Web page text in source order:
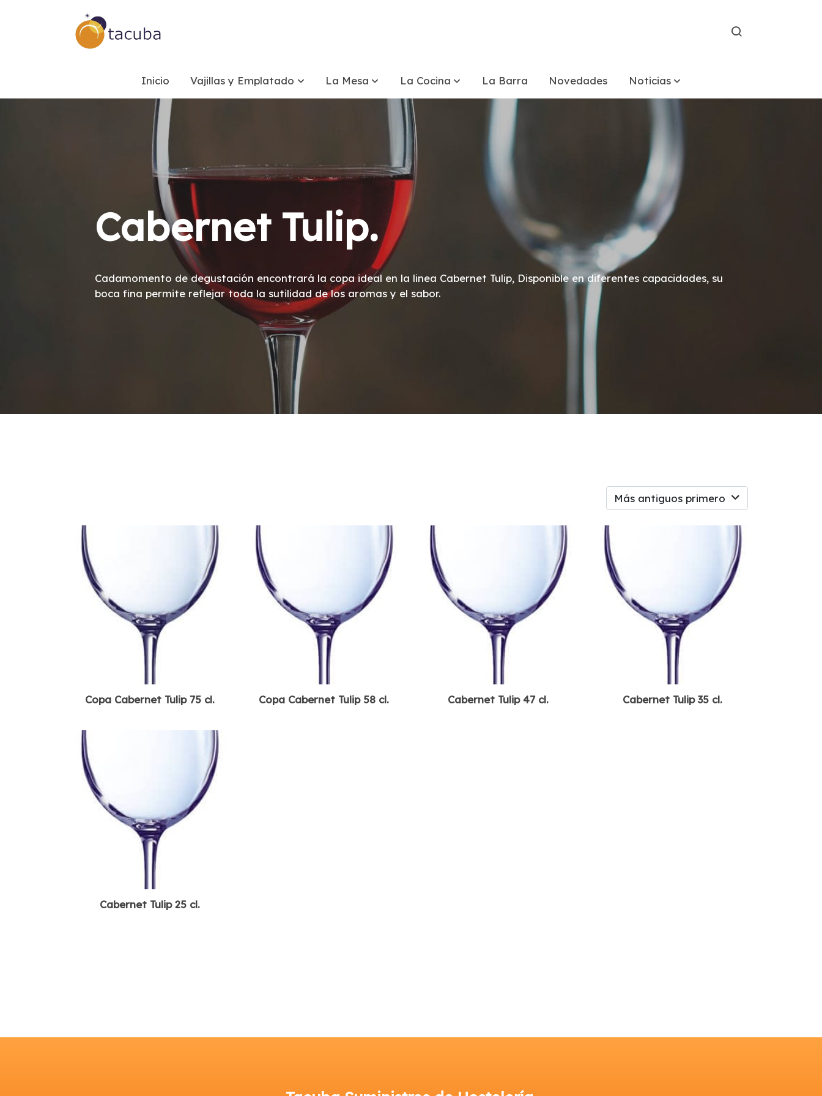
Inicio Vajillas y Emplatado La Mesa La Cocina La Barra Novedades Noticias
Cabernet Tulip.
Cadamomento de degustación encontrará la copa ideal en la linea Cabernet Tulip, Disponible en diferentes capacidades, su
boca fina permite reflejar toda la sutilidad de los aromas y el sabor.
Más antiguos primero
Copa Cabernet Tulip 75 cl. Copa Cabernet Tulip 58 cl. Cabernet Tulip 47 cl. Cabernet Tulip 35 cl.
Cabernet Tulip 25 cl.